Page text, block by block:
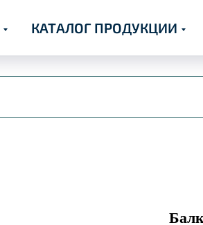
КАТАЛОГ ПРОДУКЦИИ